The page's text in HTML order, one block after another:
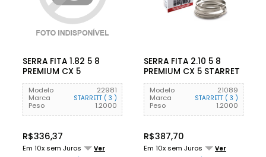
SERRA FITA 1.82 5 8
PREMIUM CX 5
STARRETT
Modelo
22981
Marca
STARRETT ( 3 )
Peso 1.2000
R$336,37
Em 10x sem Juros Ver
SERRA FITA 2.10 5 8
PREMIUM CX 5 STARRET
Modelo
21089
Marca
STARRETT ( 3 )
Peso 1.2000
R$387,70
Em 10x sem Juros Ver